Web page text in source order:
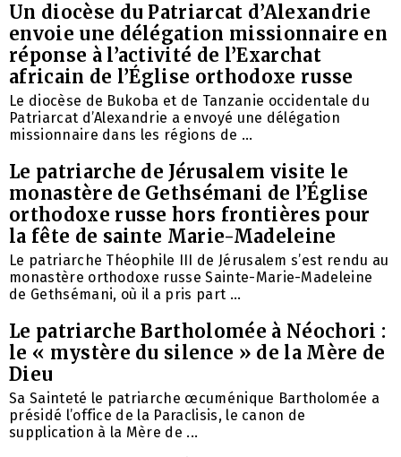
Un diocèse du Patriarcat d’Alexandrie
envoie une délégation missionnaire en
réponse à l’activité de l’Exarchat
africain de l’Église orthodoxe russe
Le diocèse de Bukoba et de Tanzanie occidentale du
Patriarcat d’Alexandrie a envoyé une délégation
missionnaire dans les régions de ...
Le patriarche de Jérusalem visite le
monastère de Gethsémani de l’Église
orthodoxe russe hors frontières pour
la fête de sainte Marie-Madeleine
Le patriarche Théophile III de Jérusalem s’est rendu au
monastère orthodoxe russe Sainte-Marie-Madeleine
de Gethsémani, où il a pris part ...
Le patriarche Bartholomée à Néochori :
le « mystère du silence » de la Mère de
Dieu
Sa Sainteté le patriarche œcuménique Bartholomée a
présidé l’office de la Paraclisis, le canon de
supplication à la Mère de ...